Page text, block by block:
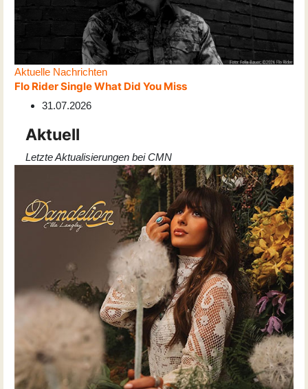
Aktuelle Nachrichten
Flo Rider Single What Did You Miss
31.07.2026
Aktuell
Letzte Aktualisierungen bei CMN